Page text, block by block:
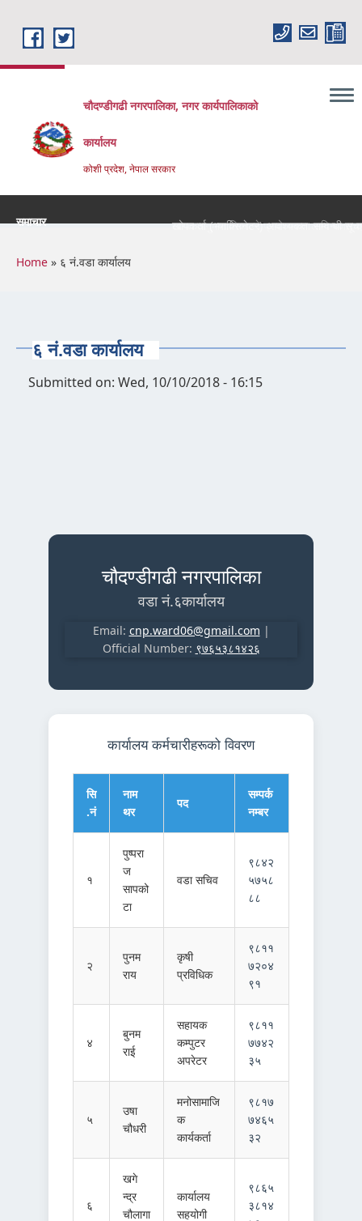
चौदण्डीगढी नगरपालिका, नगर कार्यपालिकाको
कार्यालय
कोशी प्रदेश, नेपाल सरकार
समाचार खोपकर्ता (भ्याक्सिनेटर) आवश्यकता सम्वन्धी सूचना।
You are here
Home » ६ नं.वडा कार्यालय
६ नं.वडा कार्यालय
Submitted on: Wed, 10/10/2018 - 16:15
चौदण्डीगढी नगरपालिका
वडा नं.६कार्यालय
Email: cnp.ward06@gmail.com |
Official Number: ९७६५३८१४२६
कार्यालय कर्मचारीहरूको विवरण
सि
.नं
नाम
थर
पद
सम्पर्क
नम्बर
१
पुष्परा
ज
सापको
टा
वडा सचिव
९८४२
५७५८
८८
२
पुनम
राय
कृषी
प्रविधिक
९८११
७२०४
९१
४
बुनम
राई
सहायक
कम्पुटर
अपरेटर
९८११
७७४२
३५
५
उषा
चौधरी
मनोसामाजि
क
कार्यकर्ता
९८१७
७४६५
३२
६
खगे
न्द्र
चौलागा
कार्यालय
सहयोगी
९८६५
३८१४